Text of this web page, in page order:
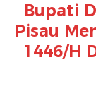
Bupati
Pisau
1446/H